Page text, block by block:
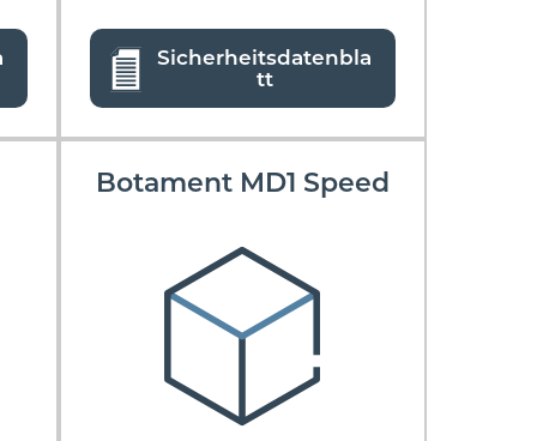
Sicherheitsdatenbla
tt
Botament MD1 Speed